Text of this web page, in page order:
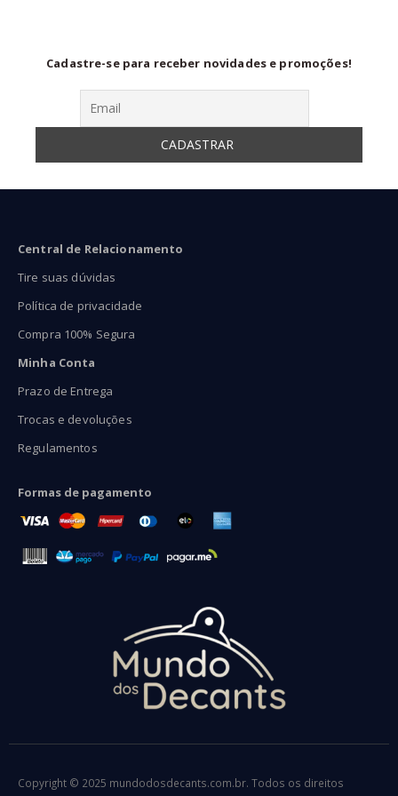
Cadastre-se para receber novidades e promoções!
Central de Relacionamento
Tire suas dúvidas
Política de privacidade
Compra 100% Segura
Minha Conta
Prazo de Entrega
Trocas e devoluções
Regulamentos
Formas de pagamento
Copyright © 2025 mundodosdecants.com.br. Todos os direitos